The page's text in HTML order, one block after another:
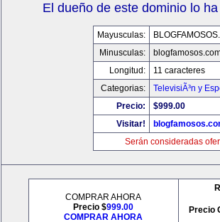
El dueño de este dominio lo
Mayusculas:
Minusculas:
Longitud:
11 caracteres
Categorias:
TelevisiÃ³n y
Precio:
$999.00
Visitar!
Serán consideradas
COMPRAR AHORA
Precio $999.00
COMPRAR AHORA
Precio